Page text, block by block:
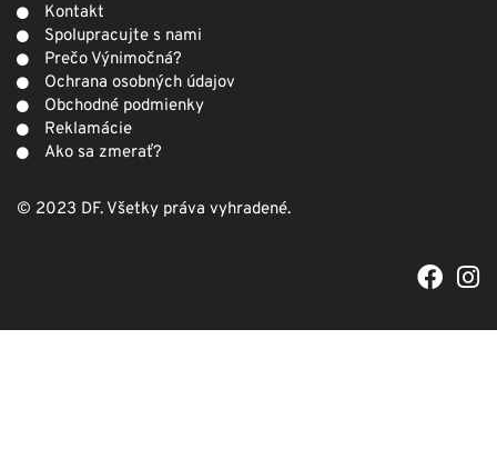
Kontakt
Spolupracujte s nami
Prečo Výnimočná?
Ochrana osobných údajov
Obchodné podmienky
Reklamácie
Ako sa zmerať?
© 2023 DF. Všetky práva vyhradené.
F
a
e
I
n
t